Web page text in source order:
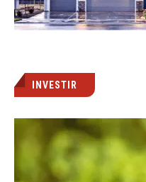
INVESTIR